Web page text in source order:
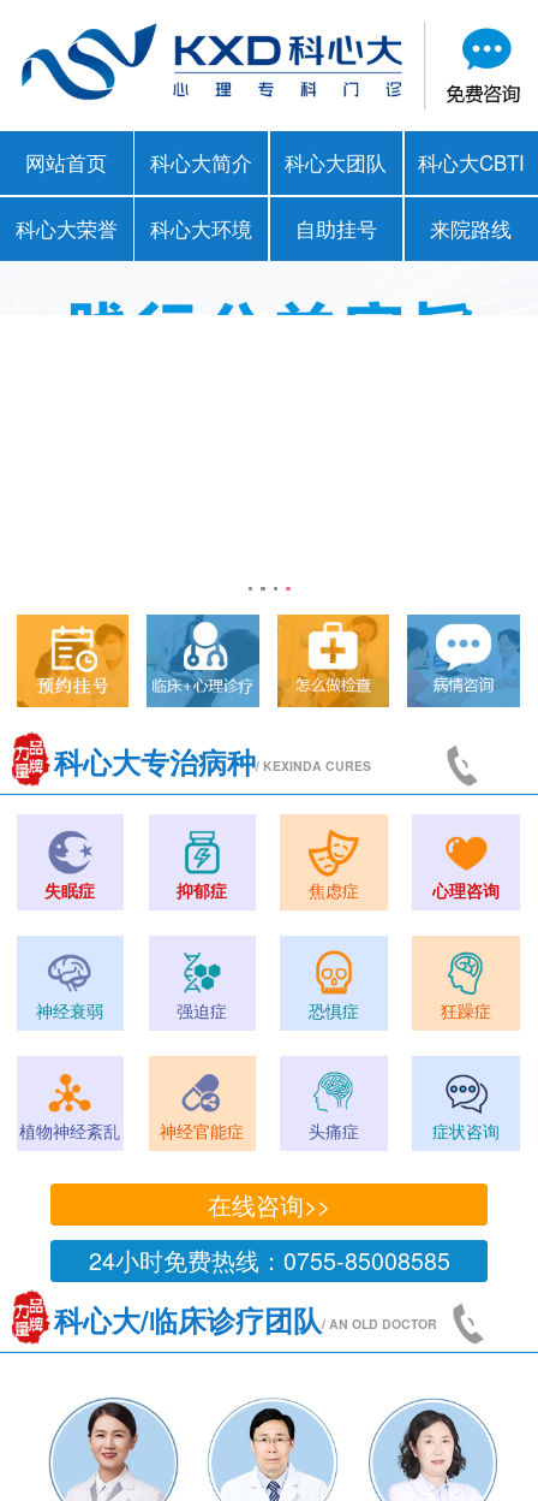
网站首页 科心大简介 科心大团队 科心大CBTI
科心大荣誉 科心大环境 自助挂号 来院路线
科心大专治病种/ KEXINDA CURES
失眠症 抑郁症 焦虑症 心理咨询
神经衰弱 强迫症 恐惧症 狂躁症
植物神经紊乱 神经官能症 头痛症 症状咨询
在线咨询>>
24小时免费热线：0755-85008585
科心大/临床诊疗团队/ AN OLD DOCTOR